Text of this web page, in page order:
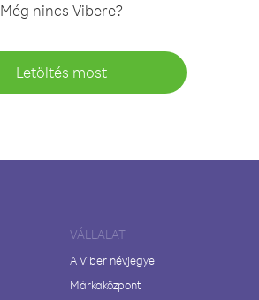
Még nincs Vibere?
Letöltés most
VÁLLALAT
A Viber névjegye
Márkaközpont